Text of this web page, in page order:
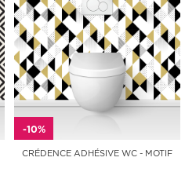
-10%
CRÉDENCE ADHÉSIVE WC - MOTIF